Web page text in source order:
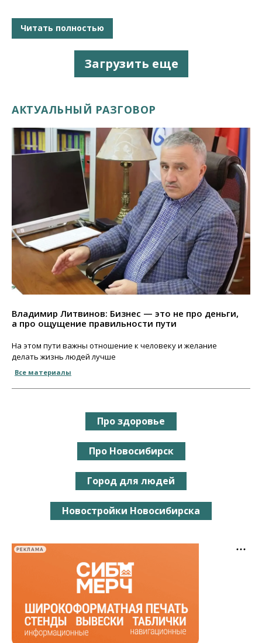
Читать полностью
Загрузить еще
АКТУАЛЬНЫЙ РАЗГОВОР
Владимир Литвинов: Бизнес — это не про деньги,
а про ощущение правильности пути
На этом пути важны отношение к человеку и желание
делать жизнь людей лучше
Все материалы
Про здоровье
Про Новосибирск
Город для людей
Новостройки Новосибирска
РЕКЛАМА